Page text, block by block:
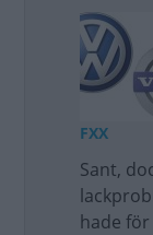
FXX
Sant,
hade